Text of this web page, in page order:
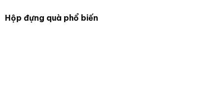
Hộp đựng quà phổ biến